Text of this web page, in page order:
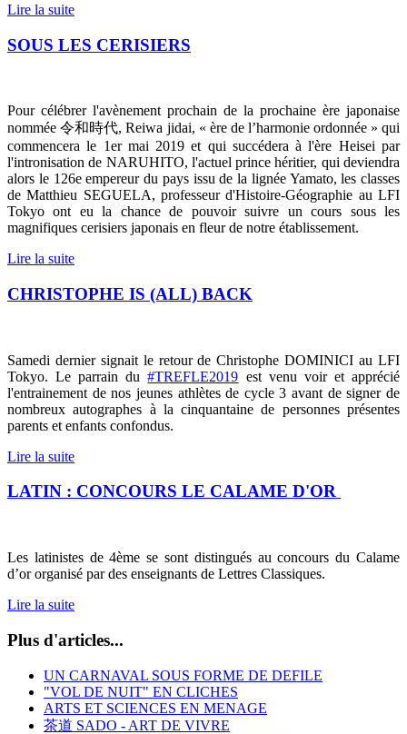
Lire la suite
SOUS LES CERISIERS
Pour célébrer l'avènement prochain de la prochaine ère japonaise
nommée令和時代, Reiwa jidai, « ère de l’harmonie ordonnée » qui
commencera le 1er mai 2019 et qui succédera à l'ère Heisei par
l'intronisation de NARUHITO, l'actuel prince héritier, qui deviendra
alors le 126e empereur du pays issu de la lignée Yamato, les classes
de Matthieu SEGUELA, professeur d'Histoire-Géographie au LFI
Tokyo ont eu la chance de pouvoir suivre un cours sous les
magnifiques cerisiers japonais en fleur de notre établissement.
Lire la suite
CHRISTOPHE IS (ALL) BACK
Samedi dernier signait le retour de Christophe DOMINICI au LFI
Tokyo. Le parrain du#TREFLE2019 est venu voir et apprécié
l'entrainement de nos jeunes athlètes de cycle 3 avant de signer de
nombreux autographes à la cinquantaine de personnes présentes
parents et enfants confondus.
Lire la suite
LATIN : CONCOURS LE CALAME D'OR
Les latinistes de 4ème se sont distingués au concours du Calame
d’or organisé par des enseignants de Lettres Classiques.
Lire la suite
Plus d'articles...
UN CARNAVAL SOUS FORME DE DEFILE
"VOL DE NUIT" EN CLICHES
ARTS ET SCIENCES EN MENAGE
茶道 SADO - ART DE VIVRE